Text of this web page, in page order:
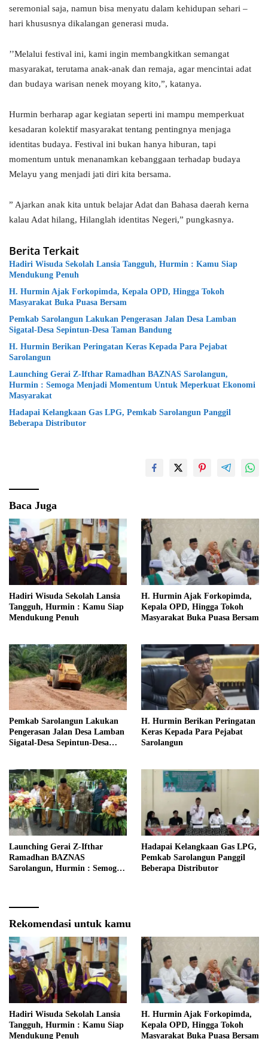
seremonial saja, namun bisa menyatu dalam kehidupan sehari –
hari khususnya dikalangan generasi muda.
’’Melalui festival ini, kami ingin membangkitkan semangat
masyarakat, terutama anak-anak dan remaja, agar mencintai adat
dan budaya warisan nenek moyang kito,”, katanya.
Hurmin berharap agar kegiatan seperti ini mampu memperkuat
kesadaran kolektif masyarakat tentang pentingnya menjaga
identitas budaya. Festival ini bukan hanya hiburan, tapi
momentum untuk menanamkan kebanggaan terhadap budaya
Melayu yang menjadi jati diri kita bersama.
” Ajarkan anak kita untuk belajar Adat dan Bahasa daerah kerna
kalau Adat hilang, Hilanglah identitas Negeri,” pungkasnya.
Berita Terkait
Hadiri Wisuda Sekolah Lansia Tangguh, Hurmin : Kamu Siap
Mendukung Penuh
H. Hurmin Ajak Forkopimda, Kepala OPD, Hingga Tokoh
Masyarakat Buka Puasa Bersam
Pemkab Sarolangun Lakukan Pengerasan Jalan Desa Lamban
Sigatal-Desa Sepintun-Desa Taman Bandung
H. Hurmin Berikan Peringatan Keras Kepada Para Pejabat
Sarolangun
Launching Gerai Z-Ifthar Ramadhan BAZNAS Sarolangun,
Hurmin : Semoga Menjadi Momentum Untuk Meperkuat Ekonomi
Masyarakat
Hadapai Kelangkaan Gas LPG, Pemkab Sarolangun Panggil
Beberapa Distributor
Baca Juga
Hadiri Wisuda Sekolah Lansia
Tangguh, Hurmin : Kamu Siap
Mendukung Penuh
H. Hurmin Ajak Forkopimda,
Kepala OPD, Hingga Tokoh
Masyarakat Buka Puasa Bersam
Pemkab Sarolangun Lakukan
Pengerasan Jalan Desa Lamban
Sigatal-Desa Sepintun-Desa
H. Hurmin Berikan Peringatan
Keras Kepada Para Pejabat
Sarolangun
Launching Gerai Z-Ifthar
Ramadhan BAZNAS
Sarolangun, Hurmin : Semoga
Hadapai Kelangkaan Gas LPG,
Pemkab Sarolangun Panggil
Beberapa Distributor
Rekomendasi untuk kamu
Hadiri Wisuda Sekolah Lansia
Tangguh, Hurmin : Kamu Siap
Mendukung Penuh
H. Hurmin Ajak Forkopimda,
Kepala OPD, Hingga Tokoh
Masyarakat Buka Puasa Bersam